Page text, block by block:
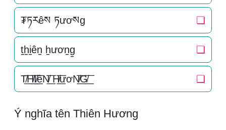
₮ཏརêས ཏươསg ❏
t̠h̠i̠ên̠ h̠ươn̠g̠ ❏
T̸͟͞H̸͟͞I̸͟͞êN̸͟͞ H̸͟͞ươN̸͟͞G̸͟͞ ❏
Ý nghĩa tên Thiên Hương